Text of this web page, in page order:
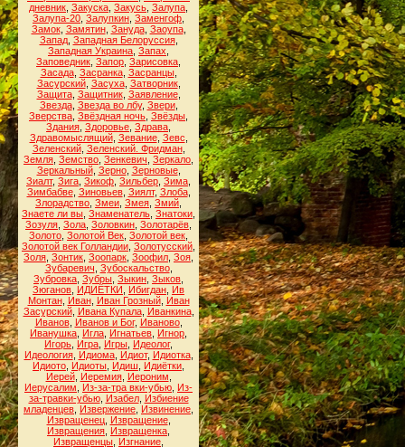
дневник Закуска Закусь Залупа
Залупа-20 Залупкин Заменгоф
Замок, Замятин, Зануда, Заоупа,
Запад, Западная Белоруссия,
Западная Украина Запах
Заповедник Запор Зарисовка
Засада, Засранка, Засранцы,
Засурский, Засуха, Затворник,
Защита, Защитник, Заявление,
Звезда, Звезда во лбу, Звери,
Зверства Звёздная ночь Звёзды
Здания Здоровье Здрава
Здравомыслящий, Зевание, Зевс
Зеленский, Зеленский. Фридман,
Земля Земство Зенкевич Зеркало
Зеркальный, Зерно, Зерновые,
Зиалт, Зига Зикоф Зильбер Зима
Зимбабве, Зиновьев, Зиялт, Злоба,
Злорадство Змеи Змея Змий
Знаете ли вы Знаменатель Знатоки
Зозуля Зола Золовкин Золотарёв
Золото Золотой Век Золотой век
Золотой век Голландии Золотусский
Золя Зонтик Зоопарк Зоофил Зоя
Зубаревич Зубоскальство,
Зубровка Зубры Зыкин Зыков
Зюганов ИДИЁТКИ Ибигдан Ив
Монтан, Иван, Иван Грозный, Иван
Засурский, Ивана Купала, Иванкина,
Иванов, Иванов и Бог, Иваново,
Иванушка Игла Игнатьев Игнор
Игорь Игра Игры Идеолог,
Идеология, Идиома, Идиот, Идиотка,
Идиото Идиоты Идиш Идиётки
Иерей, Иеремия, Иероним
Иерусалим
Из-за-тра вки-убью Из-
за-травки-убью, Изабел, Избиение
младенцев Извержение Извинение
Извращенец, Извращение,
Извращения Извращенка
Извращенцы Изгнание